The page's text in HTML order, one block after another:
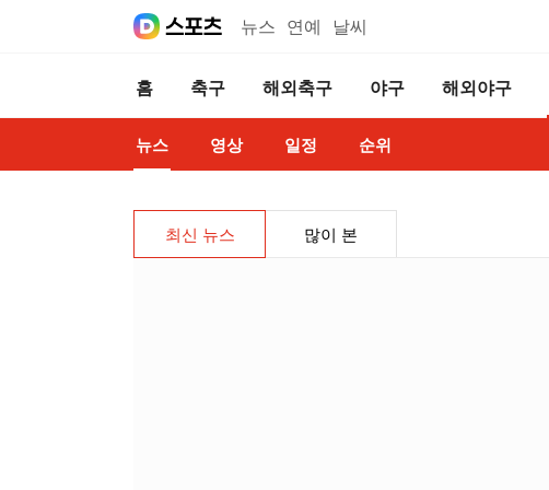
뉴스 연예 날씨
홈 축구 해외축구 야구 해외야구
뉴스 영상 일정 순위
최신 뉴스 많이 본